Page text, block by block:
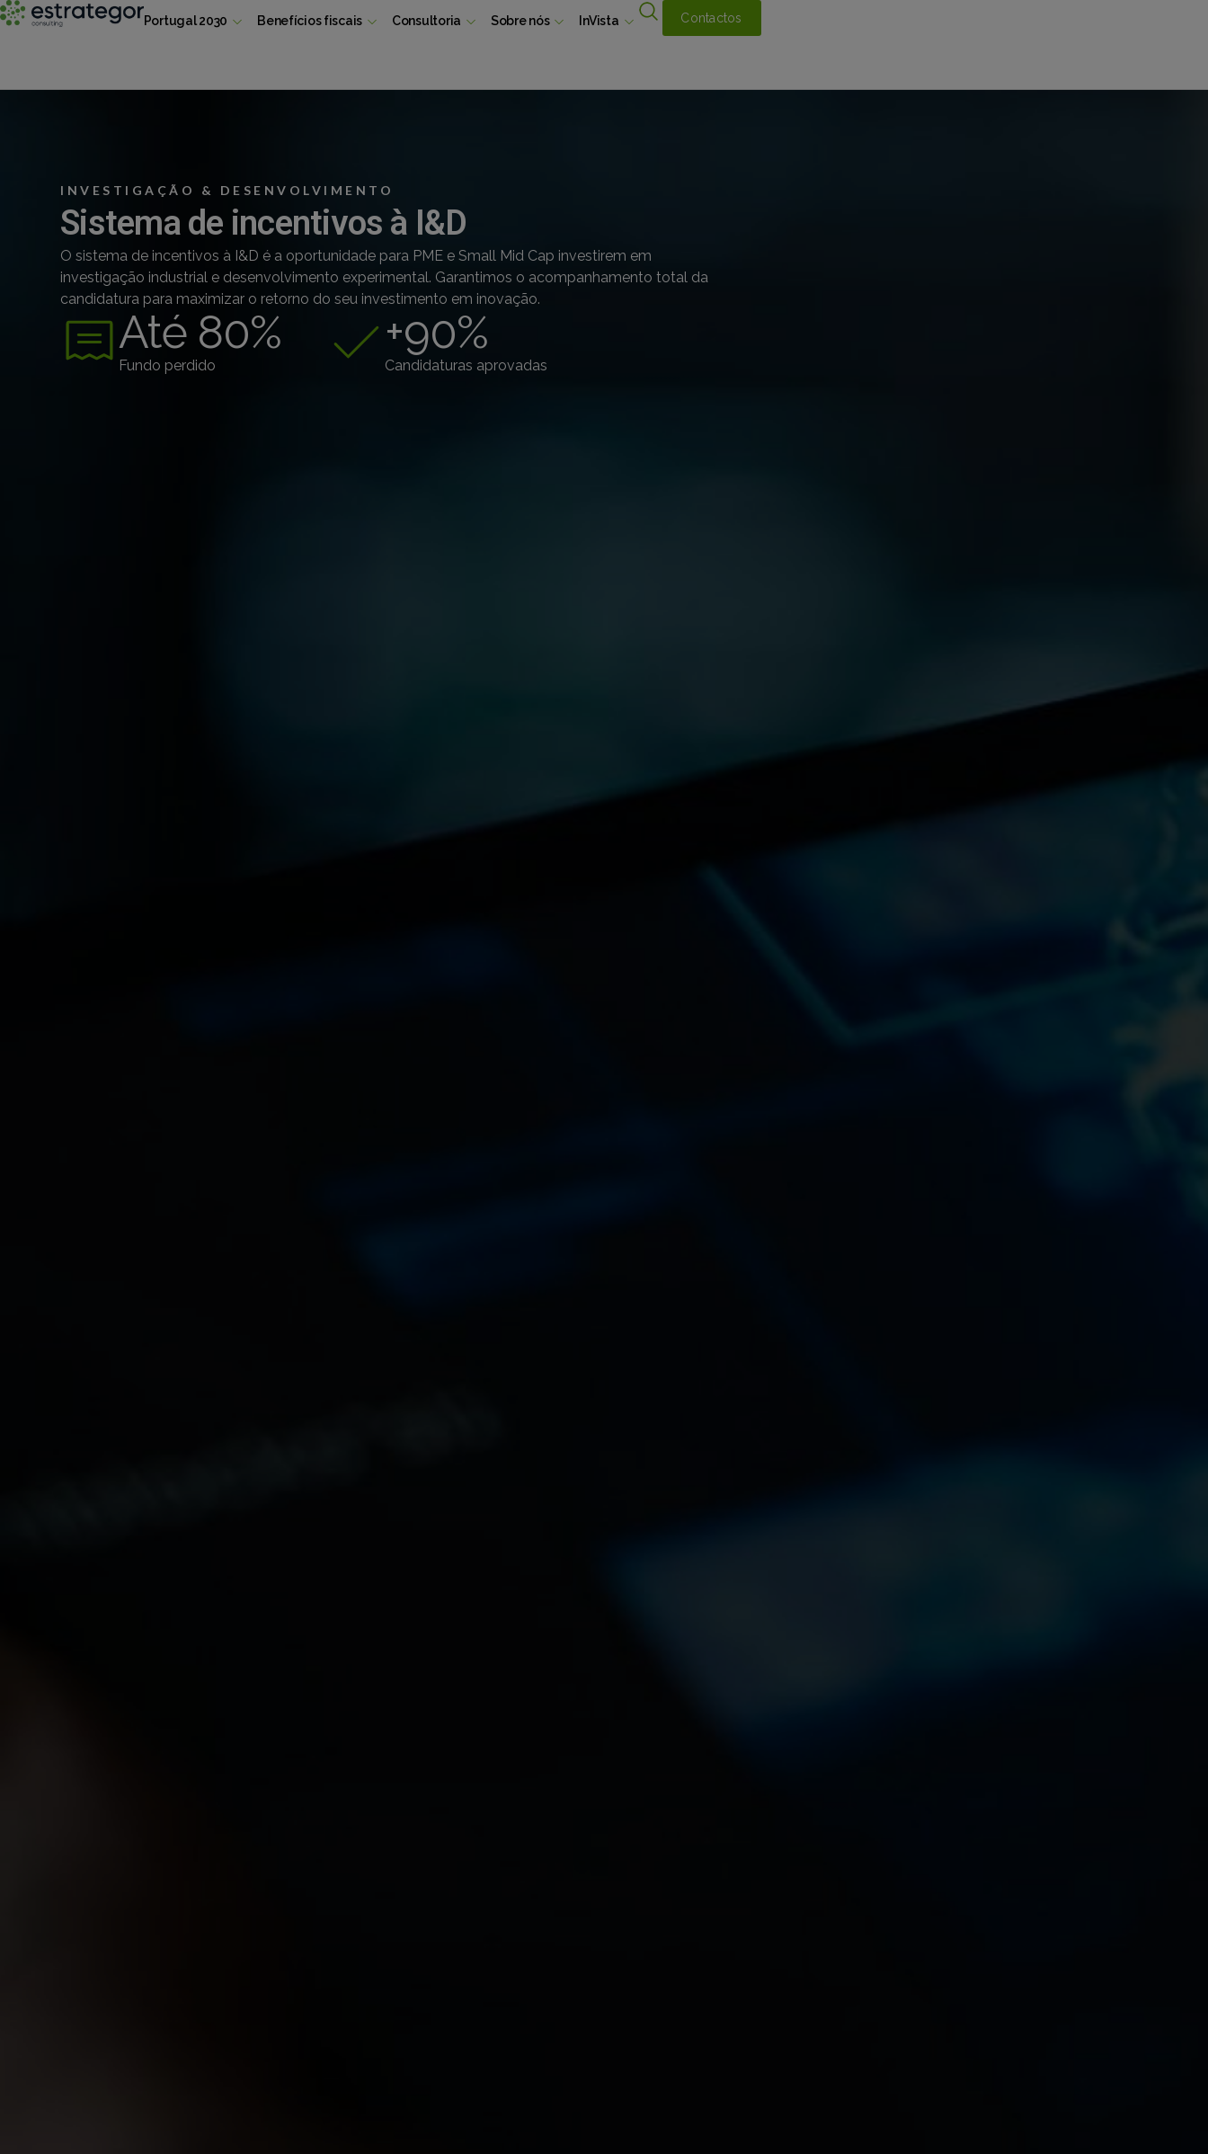
Portugal 2030 Benefícios fiscais Consultoria Sobre nós InVista Contactos
INVESTIGAÇÃO & DESENVOLVIMENTO
Sistema de incentivos à I&D
O sistema de incentivos à I&D é a oportunidade para PME e Small Mid Cap investirem em
investigação industrial e desenvolvimento experimental. Garantimos o acompanhamento total da
candidatura para maximizar o retorno do seu investimento em inovação.
Fundo perdido
Até 80%
Candidaturas aprovadas
+90%